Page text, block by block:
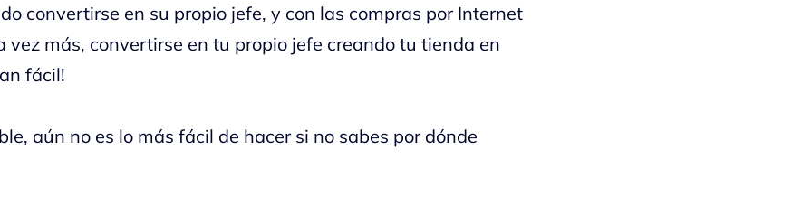
convertirse en su propio jefe, y con las compras por Internet
vez más, convertirse en tu propio jefe creando tu tienda en
fácil!
aún no es lo más fácil de hacer si no sabes por dónde